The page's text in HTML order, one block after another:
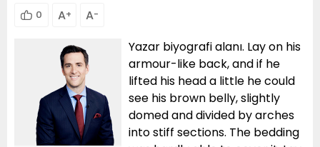
0 A+ A-
Yazar biyografi alanı. Lay on his
armour-like back, and if he
lifted his head a little he could
see his brown belly, slightly
domed and divided by arches
into stiff sections. The bedding